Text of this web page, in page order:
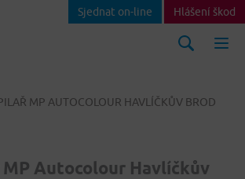
Sjednat on-line Hlášení škod
MP AUTOCOLOUR HAVLÍČKŮV BROD
Autocolour Havlíčkův